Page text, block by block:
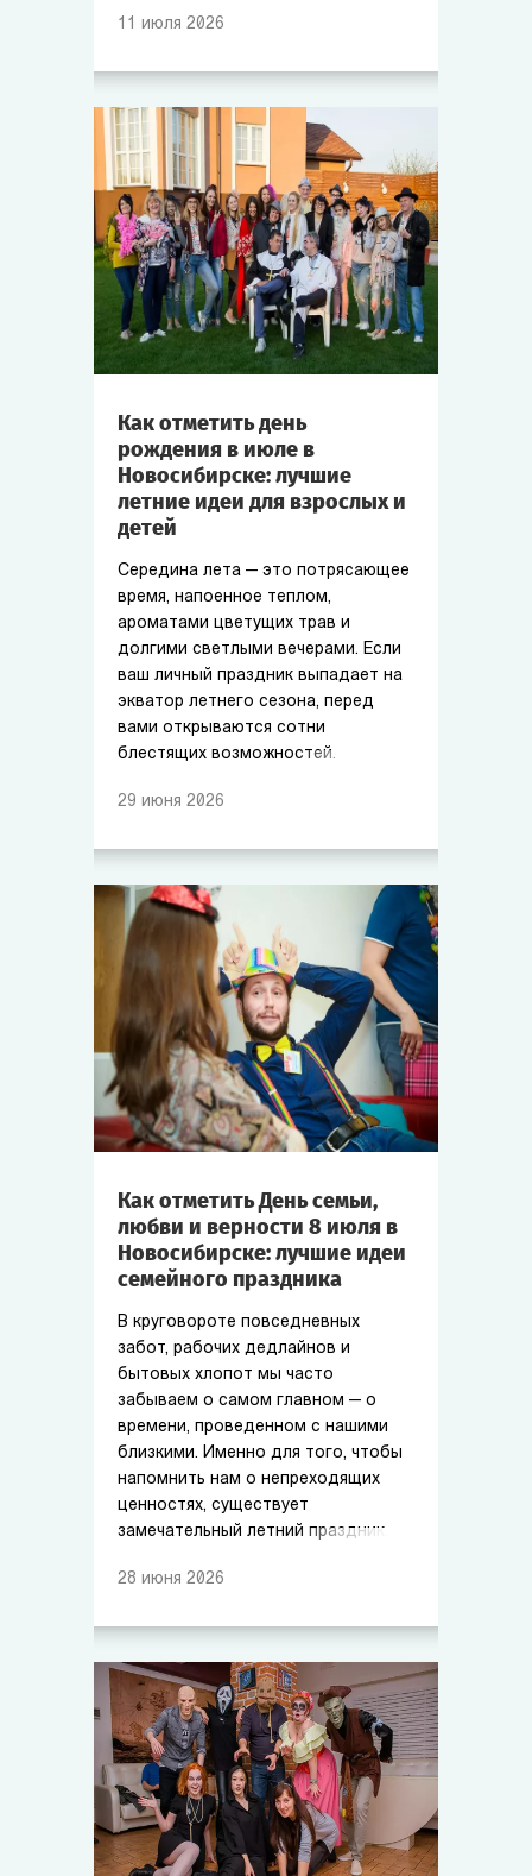
11 июля 2026
Как отметить день
рождения в июле в
Новосибирске: лучшие
летние идеи для взрослых и
детей
Середина лета — это потрясающее
время, напоенное теплом,
ароматами цветущих трав и
долгими светлыми вечерами. Если
ваш личный праздник выпадает на
экватор летнего сезона, перед
вами открываются сотни
блестящих возможностей.
29 июня 2026
Как отметить День семьи,
любви и верности 8 июля в
Новосибирске: лучшие идеи
семейного праздника
В круговороте повседневных
забот, рабочих дедлайнов и
бытовых хлопот мы часто
забываем о самом главном — о
времени, проведенном с нашими
близкими. Именно для того, чтобы
напомнить нам о непреходящих
ценностях, существует
замечательный летний праздник.
28 июня 2026